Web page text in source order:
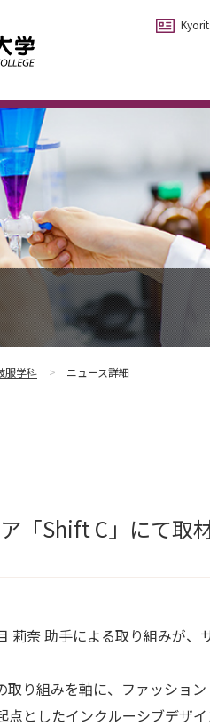
服学科 ニュース詳細
「Shift C」にて取
莉奈 助手による取り組みが
り組みを軸に、ファッショ
としたインクルーシブデザ